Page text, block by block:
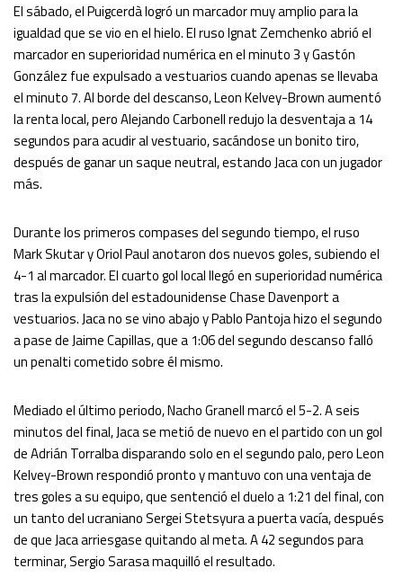
El sábado, el Puigcerdà logró un marcador muy amplio para la
igualdad que se vio en el hielo. El ruso Ignat Zemchenko abrió el
marcador en superioridad numérica en el minuto 3 y Gastón
González fue expulsado a vestuarios cuando apenas se llevaba
el minuto 7. Al borde del descanso, Leon Kelvey-Brown aumentó
la renta local, pero Alejando Carbonell redujo la desventaja a 14
segundos para acudir al vestuario, sacándose un bonito tiro,
después de ganar un saque neutral, estando Jaca con un jugador
más.
Durante los primeros compases del segundo tiempo, el ruso
Mark Skutar y Oriol Paul anotaron dos nuevos goles, subiendo el
4-1 al marcador. El cuarto gol local llegó en superioridad numérica
tras la expulsión del estadounidense Chase Davenport a
vestuarios. Jaca no se vino abajo y Pablo Pantoja hizo el segundo
a pase de Jaime Capillas, que a 1:06 del segundo descanso falló
un penalti cometido sobre él mismo.
Mediado el último periodo, Nacho Granell marcó el 5-2. A seis
minutos del final, Jaca se metió de nuevo en el partido con un gol
de Adrián Torralba disparando solo en el segundo palo, pero Leon
Kelvey-Brown respondió pronto y mantuvo con una ventaja de
tres goles a su equipo, que sentenció el duelo a 1:21 del final, con
un tanto del ucraniano Sergei Stetsyura a puerta vacía, después
de que Jaca arriesgase quitando al meta. A 42 segundos para
terminar, Sergio Sarasa maquilló el resultado.